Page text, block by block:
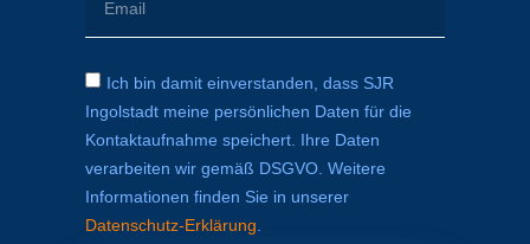
Ich bin damit einverstanden, dass SJR
Ingolstadt meine persönlichen Daten für die
Kontaktaufnahme speichert. Ihre Daten
verarbeiten wir gemäß DSGVO. Weitere
Informationen finden Sie in unserer
Datenschutz-Erklärung